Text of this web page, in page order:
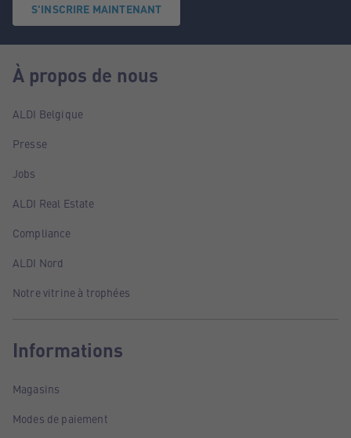
S'INSCRIRE MAINTENANT
À propos de nous
ALDI Belgique
Presse
Jobs
ALDI Real Estate
Compliance
ALDI Nord
Notre vitrine à trophées
Informations
Magasins
Modes de paiement